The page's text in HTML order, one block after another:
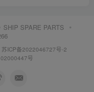
SHIP SPARE PARTS
苏ICP备2022046727号-2
号